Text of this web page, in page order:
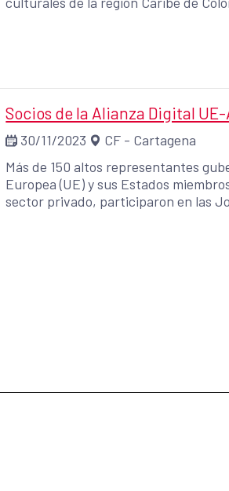
Socios de la Alianza Digital
30/11/2023
CF - Cartagena
Más de 150 altos representantes
Europea (UE) y sus Estados
sector privado, participaron en las